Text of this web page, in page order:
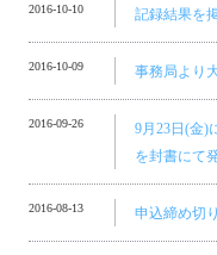
2016-10-10 記録結果を
2016-10-09 事務局より
2016-09-26
9月23日(金)
を封書にて
2016-08-13 申込締め切